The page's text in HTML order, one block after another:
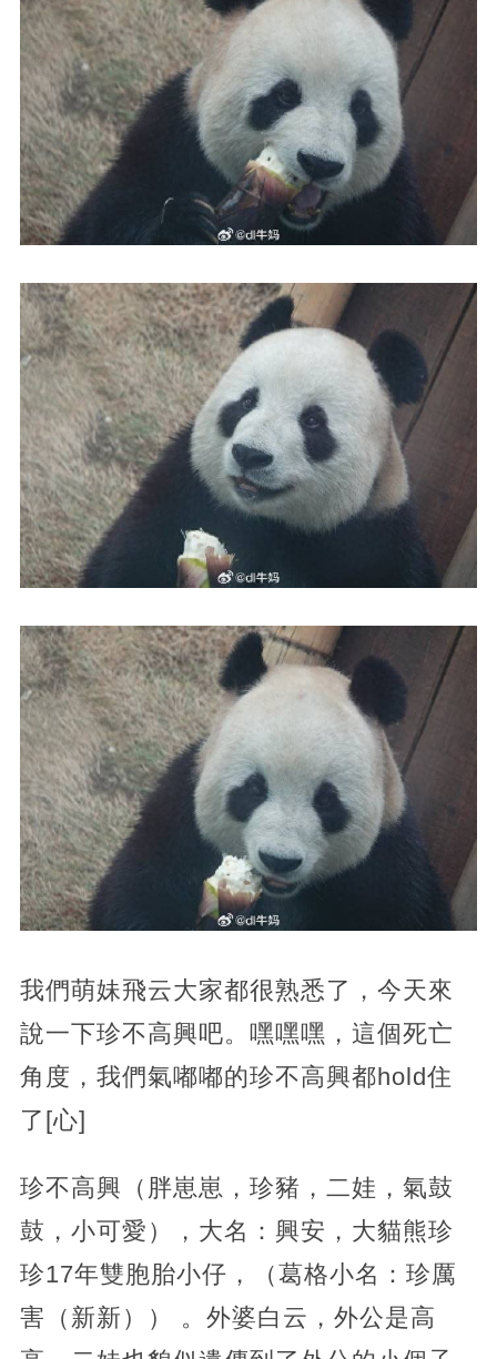
我們萌妹飛云大家都很熟悉了，今天來
說一下珍不高興吧。嘿嘿嘿，這個死亡
角度，我們氣嘟嘟的珍不高興都hold住
了[心]
珍不高興（胖崽崽，珍豬，二娃，氣鼓
鼓，小可愛），大名：興安，大貓熊珍
珍17年雙胞胎小仔，（葛格小名：珍厲
害（新新）） 。外婆白云，外公是高